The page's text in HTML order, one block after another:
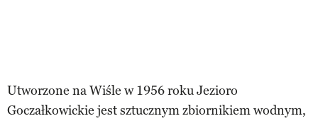
Utworzone na Wiśle w 1956 roku Jezioro
Goczałkowickie jest sztucznym zbiornikiem wodnym,